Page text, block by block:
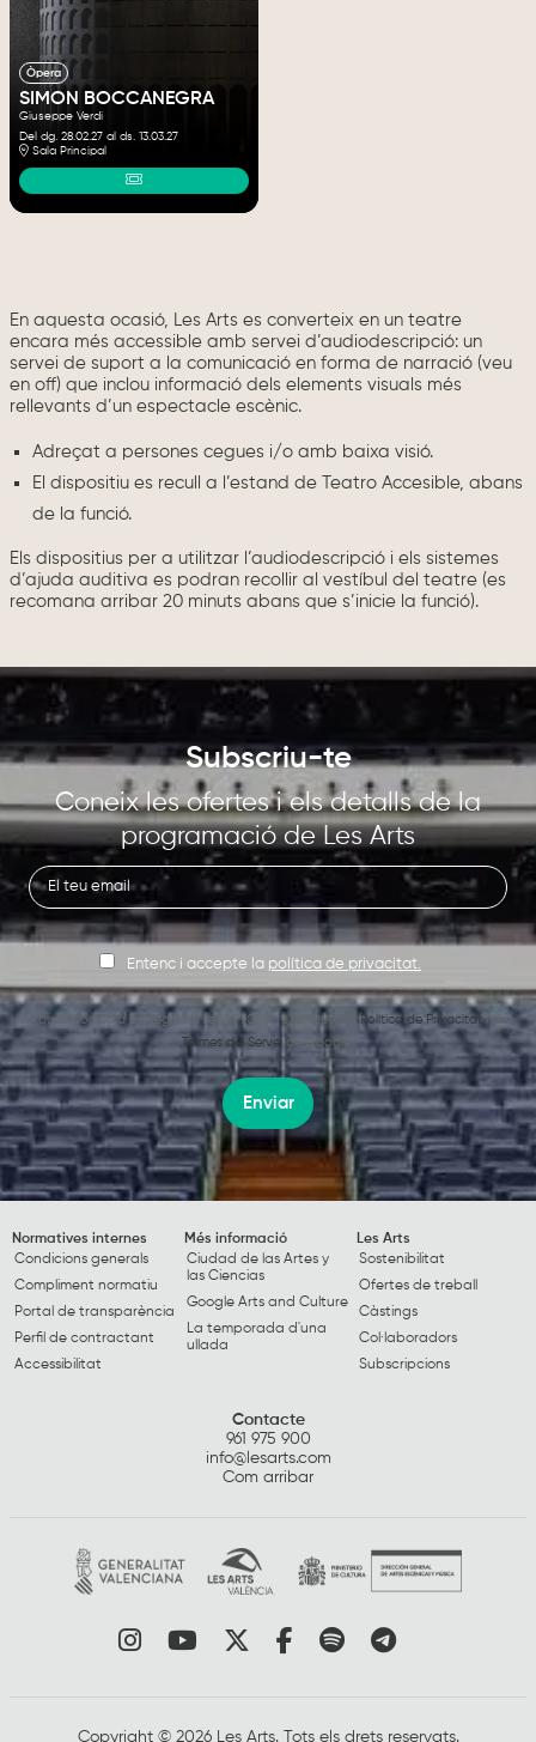
Òpera
SIMON BOCCANEGRA
Giuseppe Verdi
Del dg. 28.02.27al ds. 13.03.27
Sala Principal
En aquesta ocasió, Les Arts es converteix en un teatre
encara més accessible amb servei d’audiodescripció: un
servei de suport a la comunicació en forma de narració (veu
en off) que inclou informació dels elements visuals més
rellevants d’un espectacle escènic.
Adreçat a persones cegues i/o amb baixa visió.
El dispositiu es recull a l’estand de Teatro Accesible, abans
de la funció.
Els dispositius per a utilitzar l’audiodescripció i els sistemes
d’ajuda auditiva es podran recollir al vestíbul del teatre (es
recomana arribar 20 minuts abans que s’inicie la funció).
Subscriu-te
Coneix les ofertes i els detalls de la
programació de Les Arts
Entenc i accepte la política de privacitat.
Aquest lloc està protegit per reCAPTCHA i s’apliquen la Política de Privacitati els
Termes del Servei de Google.
Enviar
Normatives internes
Condicions generals
Compliment normatiu
Portal de transparència
Perfil de contractant
Accessibilitat
Més informació
Ciudad de las Artes y
las Ciencias
Google Arts and Culture
La temporada d'una
ullada
Les Arts
Sostenibilitat
Ofertes de treball
Càstings
Col·laboradors
Subscripcions
Contacte
961 975 900
info@lesarts.com
Com arribar
Link a instagram
Link a youtube
Link a twitter
Link a facebook
Link a spotify
Link a
Copyright © 2026 Les Arts. Tots els drets reservats.